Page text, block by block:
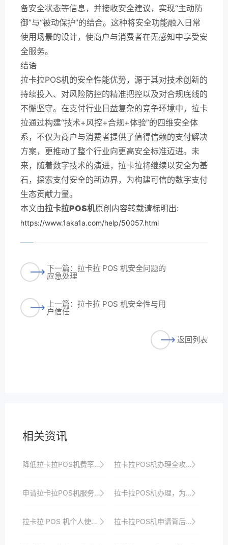
备安全状态等信息，并接收安全建议，实现“主动防
御”与“被动保护”的结合。这种将安全功能融入日常
使用场景的设计，使商户与消费者在无感知中享受安
全服务。
结语
拉卡拉POS机的安全性能优势，源于其对技术创新的
持续投入、对风险防控的精准把控以及对合规底线的
不懈坚守。在支付行业日益复杂的竞争环境中，拉卡
拉通过构建“技术+风控+合规+体验”的四维安全体
系，不仅为商户与消费者提供了值得信赖的支付解决
方案，更推动了整个行业向更高安全标准迈进。未
来，随着数字技术的演进，拉卡拉将继续以安全为基
石，探索支付安全的新边界，为构建可信的数字支付
生态贡献力量。
本文由拉卡拉POS机原创内容转载请标明出:
https://www.1aka1a.com/help/50057.html
下一篇：拉卡拉 POS 机安全问题的
应急处理
上一篇：拉卡拉 POS 机安全性与用
户信任
返回列表
相关资讯
降低拉卡拉POS机费率的技巧分享 拉卡拉POS机办理全攻略，快速上手不迷路
申请拉卡拉POS机服务的好处 拉卡拉POS机办理，为商户提供全方位的支付解决方案
拉卡拉 POS 机个人使用的便捷性提升 拉卡拉POS机申请背后的技术支持与服务承诺